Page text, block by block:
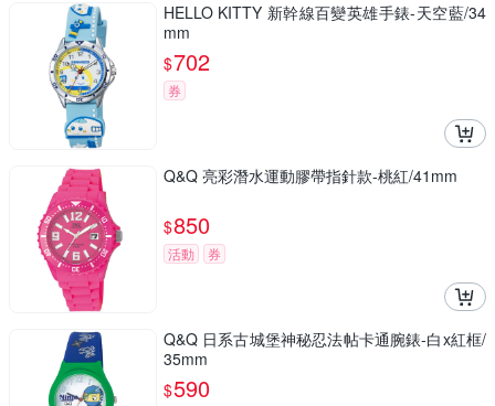
HELLO KITTY 新幹線百變英雄手錶-天空藍/34
mm
$702
券
Q&Q 亮彩潛水運動膠帶指針款-桃紅/41mm
$850
活動 券
Q&Q 日系古城堡神秘忍法帖卡通腕錶-白x紅框/
35mm
$590